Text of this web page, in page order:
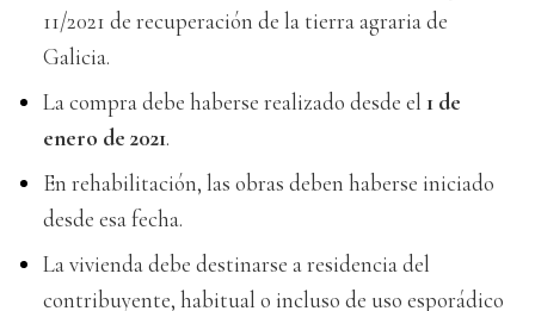
11/2021 de recuperación de la tierra agraria de
Galicia.
La compra debe haberse realizado desde el 1 de
enero de 2021.
En rehabilitación, las obras deben haberse iniciado
desde esa fecha.
La vivienda debe destinarse a residencia del
contribuyente, habitual o incluso de uso esporádico